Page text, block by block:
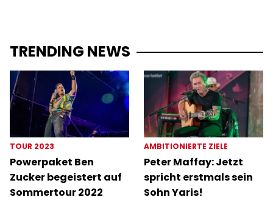
TRENDING NEWS
TOUR 2023
Powerpaket Ben
Zucker begeistert auf
Sommertour 2022
AMBITIONIERTE ZIELE
Peter Maffay: Jetzt
spricht erstmals sein
Sohn Yaris!